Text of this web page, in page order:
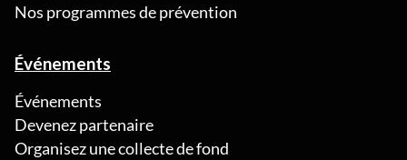
Nos programmes de prévention
Événements
Événements
Devenez partenaire
Organisez une collecte de fond